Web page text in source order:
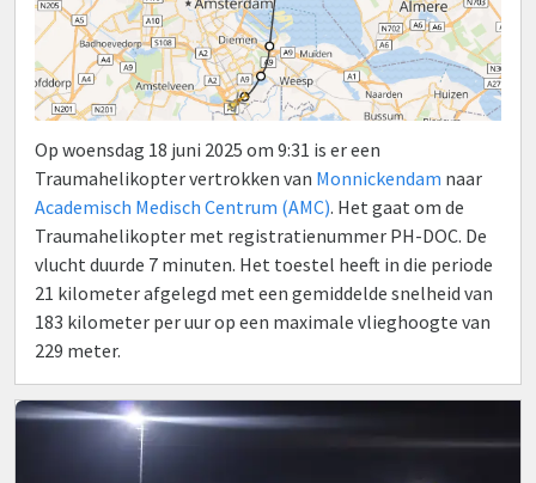
Op woensdag 18 juni 2025 om 9:31 is er een
Traumahelikopter vertrokken van Monnickendam naar
Academisch Medisch Centrum (AMC). Het gaat om de
Traumahelikopter met registratienummer PH-DOC. De
vlucht duurde 7 minuten. Het toestel heeft in die periode
21 kilometer afgelegd met een gemiddelde snelheid van
183 kilometer per uur op een maximale vlieghoogte van
229 meter.